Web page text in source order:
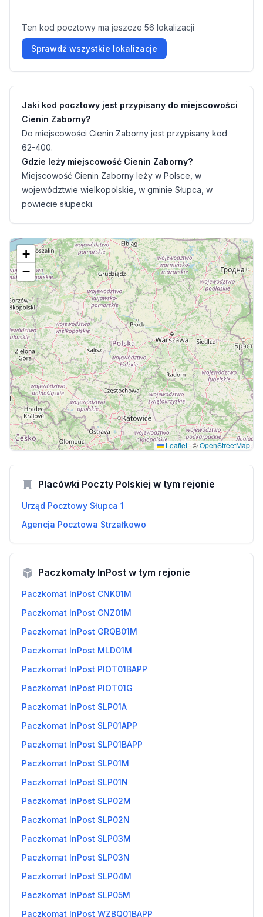
Ten kod pocztowy ma jeszcze 56 lokalizacji
Sprawdź wszystkie lokalizacje
Jaki kod pocztowy jest przypisany do miejscowości
Cienin Zaborny?
Do miejscowości Cienin Zaborny jest przypisany kod
62-400.
Gdzie leży miejscowość Cienin Zaborny?
Miejscowość Cienin Zaborny leży w Polsce, w
województwie wielkopolskie, w gminie Słupca, w
powiecie słupecki.
+
−
Leaflet | ©OpenStreetMap
Placówki Poczty Polskiej w tym rejonie
Urząd Pocztowy Słupca 1
Agencja Pocztowa Strzałkowo
Paczkomaty InPost w tym rejonie
Paczkomat InPost CNK01M
Paczkomat InPost CNZ01M
Paczkomat InPost GRQB01M
Paczkomat InPost MLD01M
Paczkomat InPost PIOT01BAPP
Paczkomat InPost PIOT01G
Paczkomat InPost SLP01A
Paczkomat InPost SLP01APP
Paczkomat InPost SLP01BAPP
Paczkomat InPost SLP01M
Paczkomat InPost SLP01N
Paczkomat InPost SLP02M
Paczkomat InPost SLP02N
Paczkomat InPost SLP03M
Paczkomat InPost SLP03N
Paczkomat InPost SLP04M
Paczkomat InPost SLP05M
Paczkomat InPost WZBQ01BAPP